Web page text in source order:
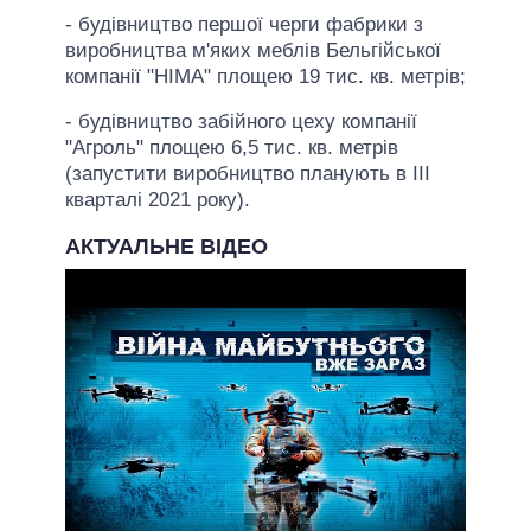
- будівництво першої черги фабрики з
виробництва м'яких меблів Бельгійської
компанії "НІМА" площею 19 тис. кв. метрів;
- будівництво забійного цеху компанії
"Агроль" площею 6,5 тис. кв. метрів
(запустити виробництво планують в III
кварталі 2021 року).
АКТУАЛЬНЕ ВІДЕО